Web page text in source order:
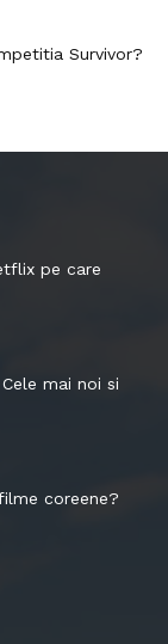
Survivor?
pe care
mai noi si
coreene?